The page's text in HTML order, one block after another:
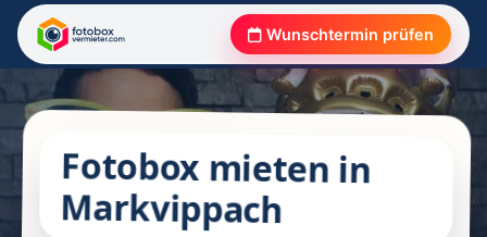
Wunschtermin prüfen
Fotobox mieten in
Markvippach